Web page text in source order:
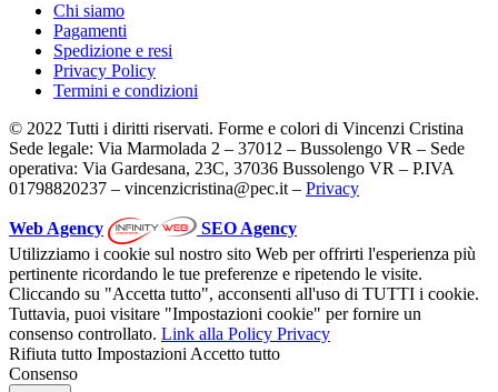
Chi siamo
Pagamenti
Spedizione e resi
Privacy Policy
Termini e condizioni
© 2022 Tutti i diritti riservati. Forme e colori di Vincenzi Cristina
Sede legale: Via Marmolada 2 – 37012 – Bussolengo VR – Sede
operativa: Via Gardesana, 23C, 37036 Bussolengo VR – P.IVA
01798820237 – vincenzicristina@pec.it – Privacy
Web Agency
SEO Agency
Utilizziamo i cookie sul nostro sito Web per offrirti l'esperienza più
pertinente ricordando le tue preferenze e ripetendo le visite.
Cliccando su "Accetta tutto", acconsenti all'uso di TUTTI i cookie.
Tuttavia, puoi visitare "Impostazioni cookie" per fornire un
consenso controllato. Link alla Policy Privacy
Rifiuta tutto Impostazioni Accetto tutto
Consenso